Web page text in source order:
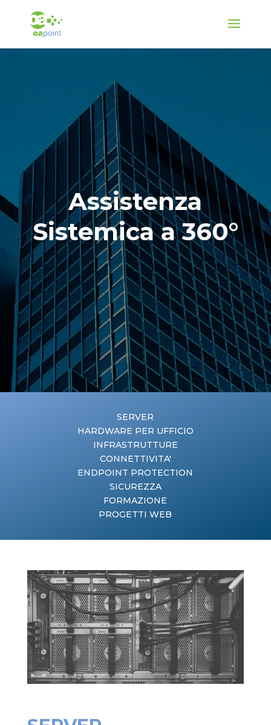
Assistenza
Sistemica a 360°
SERVER
HARDWARE PER UFFICIO
INFRASTRUTTURE
CONNETTIVITA'
ENDPOINT PROTECTION
SICUREZZA
FORMAZIONE
PROGETTI WEB